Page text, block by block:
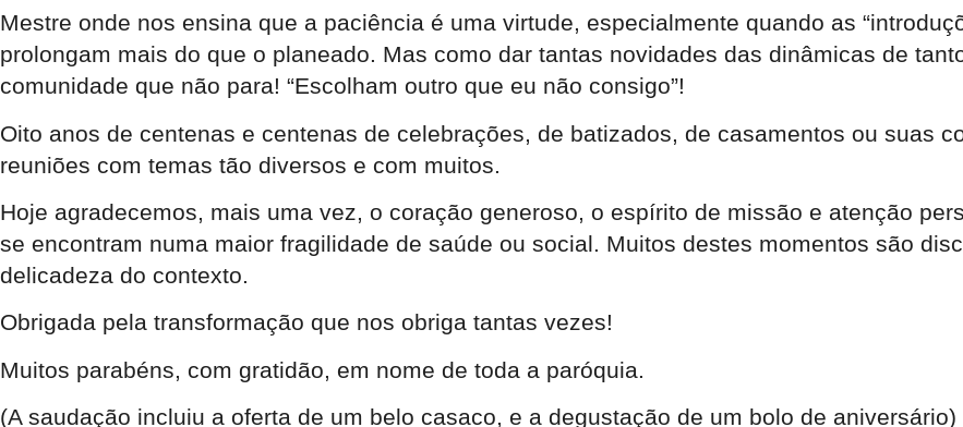
Mestre onde nos ensina que a paciência é uma virtude, especialmente quando as
prolongam mais do que o planeado. Mas como dar tantas novidades das dinâmicas de
comunidade que não para! “Escolham outro que eu não consigo”!
Oito anos de centenas e centenas de celebrações, de batizados, de casamentos ou suas
reuniões com temas tão diversos e com muitos.
Hoje agradecemos, mais uma vez, o coração generoso, o espírito de missão e atenção
se encontram numa maior fragilidade de saúde ou social. Muitos destes momentos são
delicadeza do contexto.
Obrigada pela transformação que nos obriga tantas vezes!
Muitos parabéns, com gratidão, em nome de toda a paróquia.
(A saudação incluiu a oferta de um belo casaco, e a degustação de um bolo de aniversário)